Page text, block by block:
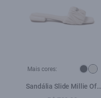
Mais cores:
Sandália Slide Millie Off
White